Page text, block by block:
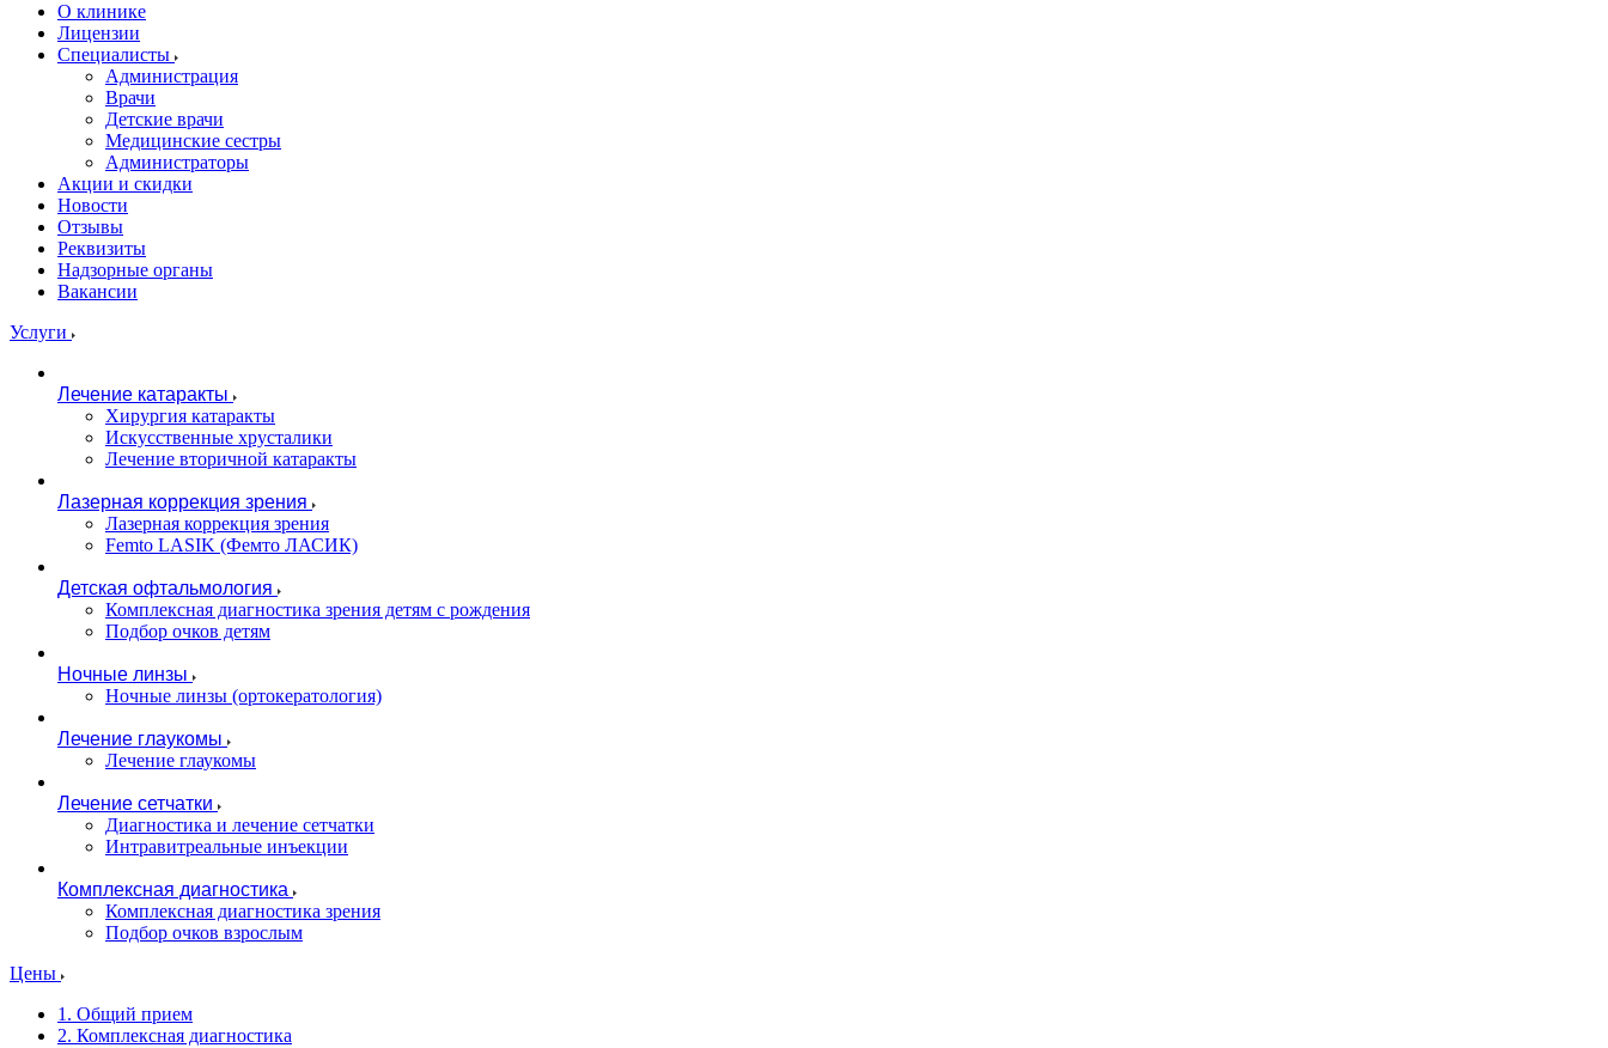
О клинике
Лицензии
Специалисты
Администрация
Врачи
Детские врачи
Медицинские сестры
Администраторы
Акции и скидки
Новости
Отзывы
Реквизиты
Надзорные органы
Вакансии
Услуги
Лечение катаракты
Хирургия катаракты
Искусственные хрусталики
Лечение вторичной катаракты
Лазерная коррекция зрения
Лазерная коррекция зрения
Femto LASIK (Фемто ЛАСИК)
Детская офтальмология
Комплексная диагностика зрения детям c рождения
Подбор очков детям
Ночные линзы
Ночные линзы (ортокератология)
Лечение глаукомы
Лечение глаукомы
Лечение сетчатки
Диагностика и лечение сетчатки
Интравитреальные инъекции
Комплексная диагностика
Комплексная диагностика зрения
Подбор очков взрослым
Цены
1. Общий прием
2. Комплексная диагностика